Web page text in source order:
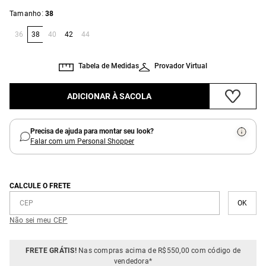
Tamanho: 38
36 38 40 42 44
Provador Virtual
Tabela de Medidas
ADICIONAR À SACOLA
Precisa de ajuda para montar seu look?
Falar com um Personal Shopper
CALCULE O FRETE
Não sei meu CEP
FRETE GRÁTIS!Nas compras acima de R$550,00 com código de
vendedora*